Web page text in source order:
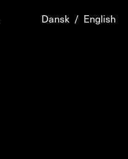
Dansk / English